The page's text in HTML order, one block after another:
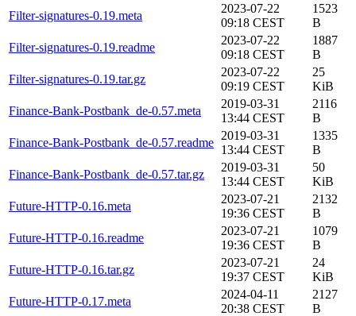
Filter-signatures-0.19.meta
2023-07-22
09:18 CEST
1523
B
Filter-signatures-0.19.readme
2023-07-22
09:18 CEST
1887
B
Filter-signatures-0.19.tar.gz
2023-07-22
09:19 CEST
25
KiB
Finance-Bank-Postbank_de-0.57.meta
2019-03-31
13:44 CEST
2116
B
Finance-Bank-Postbank_de-0.57.readme
2019-03-31
13:44 CEST
1335
B
Finance-Bank-Postbank_de-0.57.tar.gz
2019-03-31
13:44 CEST
50
KiB
Future-HTTP-0.16.meta
2023-07-21
19:36 CEST
2132
B
Future-HTTP-0.16.readme
2023-07-21
19:36 CEST
1079
B
Future-HTTP-0.16.tar.gz
2023-07-21
19:37 CEST
24
KiB
Future-HTTP-0.17.meta
2024-04-11
20:38 CEST
2127
B